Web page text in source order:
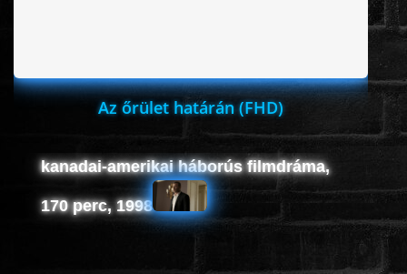
Az őrület határán (FHD)
kanadai-amerikai háborús filmdráma,
170 perc, 1998